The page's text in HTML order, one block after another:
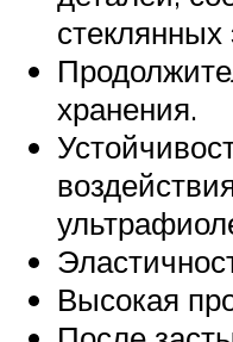
хранения.
Высокая